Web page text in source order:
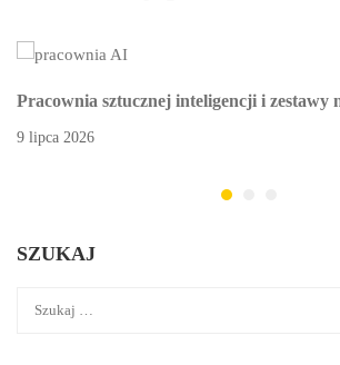
Pracownia sztucznej inteligencji i zestawy
9 lipca 2026
SZUKAJ